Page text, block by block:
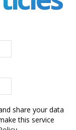
share your data
this service